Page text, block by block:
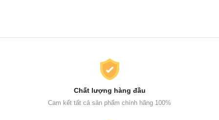
Chất lượng hàng đầu
Cam kết tất cả sản phẩm chính hãng 100%